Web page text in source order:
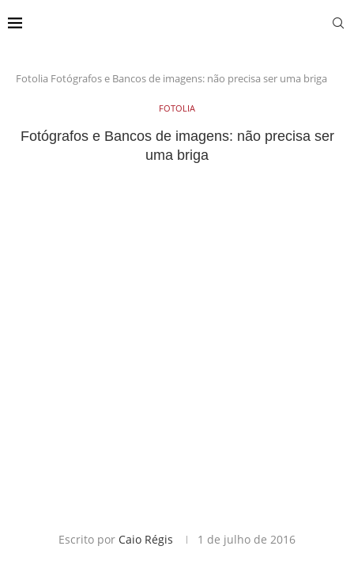
Fotolia Fotógrafos e Bancos de imagens: não precisa ser uma briga
FOTOLIA
Fotógrafos e Bancos de imagens: não precisa ser
uma briga
Escrito por Caio Régis 1 de julho de 2016